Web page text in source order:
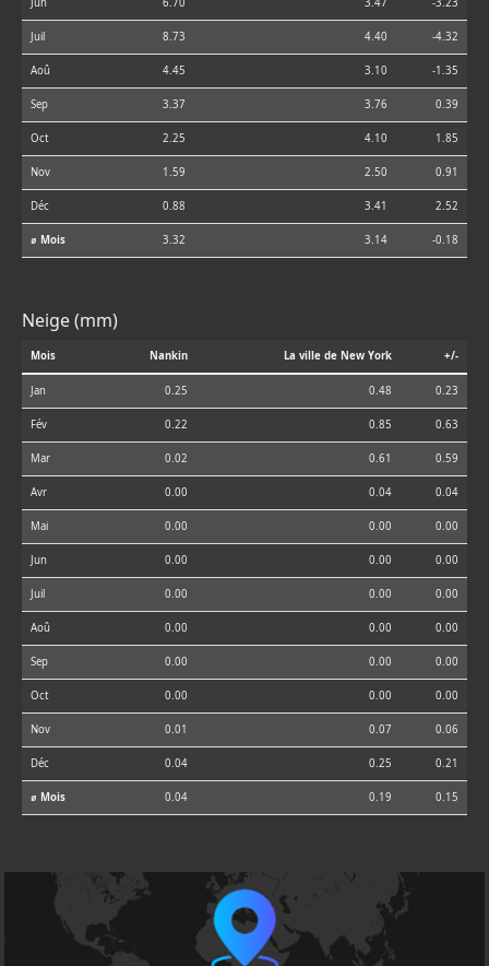
Jun 6.70 3.47 -3.23
Juil 8.73 4.40 -4.32
Aoû 4.45 3.10 -1.35
Sep 3.37 3.76 0.39
Oct 2.25 4.10 1.85
Nov 1.59 2.50 0.91
Déc 0.88 3.41 2.52
⌀ Mois 3.32 3.14 -0.18
Neige (mm)
Mois Nankin La ville de New York +/-
Jan 0.25 0.48 0.23
Fév 0.22 0.85 0.63
Mar 0.02 0.61 0.59
Avr 0.00 0.04 0.04
Mai 0.00 0.00 0.00
Jun 0.00 0.00 0.00
Juil 0.00 0.00 0.00
Aoû 0.00 0.00 0.00
Sep 0.00 0.00 0.00
Oct 0.00 0.00 0.00
Nov 0.01 0.07 0.06
Déc 0.04 0.25 0.21
⌀ Mois 0.04 0.19 0.15